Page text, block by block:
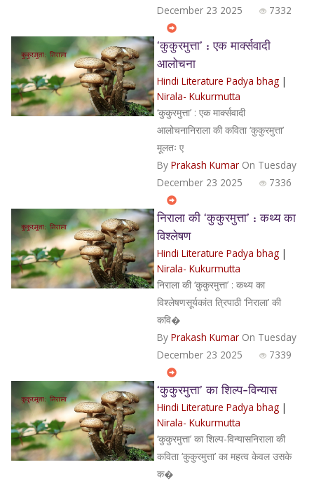
December 23 2025
7332
‘कुकुरमुत्ता’ : एक मार्क्सवादी
आलोचना
Hindi Literature Padya bhag|
Nirala- Kukurmutta
‘कुकुरमुत्ता’ : एक मार्क्सवादी
आलोचनानिराला की कविता ‘कुकुरमुत्ता’
मूलतः ए
By Prakash KumarOn Tuesday
December 23 2025
7336
निराला की ‘कुकुरमुत्ता’ : कथ्य का
विश्लेषण
Hindi Literature Padya bhag|
Nirala- Kukurmutta
निराला की ‘कुकुरमुत्ता’ : कथ्य का
विश्लेषणसूर्यकांत त्रिपाठी ‘निराला’ की
कवि�
By Prakash KumarOn Tuesday
December 23 2025
7339
‘कुकुरमुत्ता’ का शिल्प-विन्यास
Hindi Literature Padya bhag|
Nirala- Kukurmutta
‘कुकुरमुत्ता’ का शिल्प-विन्यासनिराला की
कविता ‘कुकुरमुत्ता’ का महत्व केवल उसके
क�